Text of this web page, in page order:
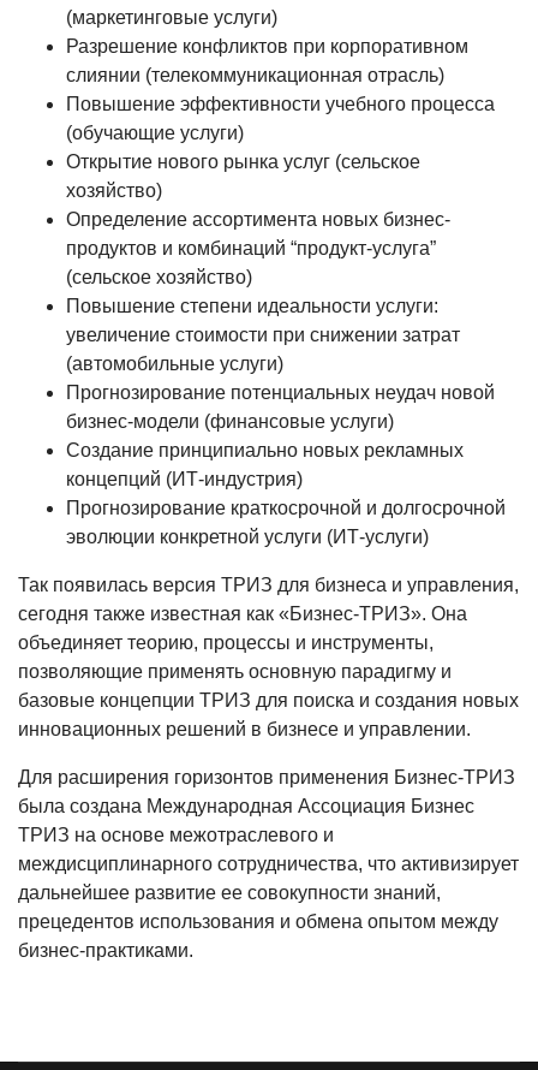
(маркетинговые услуги)
Разрешение конфликтов при корпоративном
слиянии (телекоммуникационная отрасль)
Повышение эффективности учебного процесса
(обучающие услуги)
Открытие нового рынка услуг (сельское
хозяйство)
Определение ассортимента новых бизнес-
продуктов и комбинаций “продукт-услуга”
(сельское хозяйство)
Повышение степени идеальности услуги:
увеличение стоимости при снижении затрат
(автомобильные услуги)
Прогнозирование потенциальных неудач новой
бизнес-модели (финансовые услуги)
Создание принципиально новых рекламных
концепций (ИТ-индустрия)
Прогнозирование краткосрочной и долгосрочной
эволюции конкретной услуги (ИТ-услуги)
Так появилась версия ТРИЗ для бизнеса и управления,
сегодня также известная как «Бизнес-ТРИЗ». Она
объединяет теорию, процессы и инструменты,
позволяющие применять основную парадигму и
базовые концепции ТРИЗ для поиска и создания новых
инновационных решений в бизнесе и управлении.
Для расширения горизонтов применения Бизнес-ТРИЗ
была создана Международная Ассоциация Бизнес
ТРИЗ на основе межотраслевого и
междисциплинарного сотрудничества, что активизирует
дальнейшее развитие ее совокупности знаний,
прецедентов использования и обмена опытом между
бизнес-практиками.